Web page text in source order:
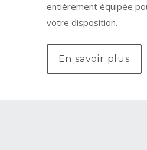
entièrement équipée
votre disposition.
En savoir plus